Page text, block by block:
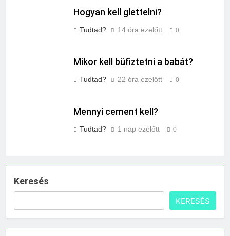
Hogyan kell glettelni?
Tudtad? 14 óra ezelőtt 0
Mikor kell büfiztetni a babát?
Tudtad? 22 óra ezelőtt 0
Mennyi cement kell?
Tudtad? 1 nap ezelőtt 0
Keresés
KERESÉS